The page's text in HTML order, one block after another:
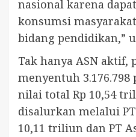
nasional karena
konsumsi
bidang pendidikan,”
Tak hanya ASN aktif,
menyentuh
nilai total Rp 10,54
disalurkan melalui PT
10,11 triliun dan PT